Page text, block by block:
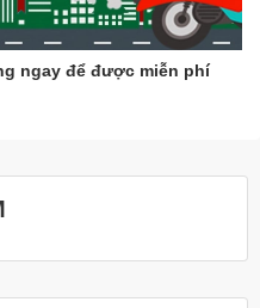
ngay để được miễn phí